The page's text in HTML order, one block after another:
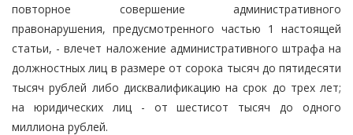
повторное совершение административного
правонарушения, предусмотренного частью 1 настоящей
статьи, - влечет наложение административного штрафа на
должностных лиц в размере от сорока тысяч до пятидесяти
тысяч рублей либо дисквалификацию на срок до трех лет;
на юридических лиц - от шестисот тысяч до одного
миллиона рублей.